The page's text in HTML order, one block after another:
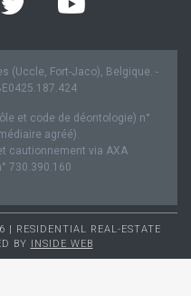
(Uccle, Fort-Jaco), Belgique. -
et code de déontologie) n°
agréé).
cautionnement via AXA
730.390.160
RESIDENTIAL REAL-ESTATE
BY
INSIDE WEB